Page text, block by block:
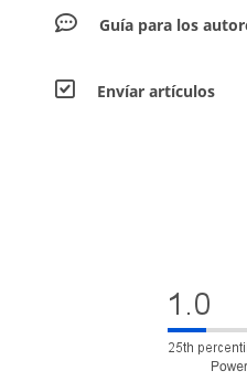
Guía para los
Envíar artículos